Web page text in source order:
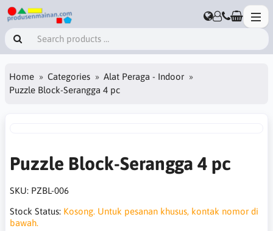
Home Categories
Alat Peraga - Indoor
Puzzle Block-Serangga 4 pc
Puzzle Block-Serangga 4 pc
SKU: PZBL-006
Stock Status: Kosong. Untuk pesanan khusus, kontak nomor di
bawah.